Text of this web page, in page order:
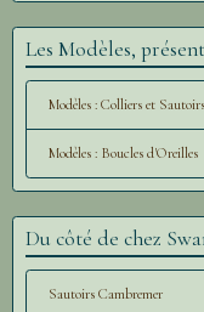
Les Modèles,
Modèles : Colliers et Sautoirs
Modèles : Boucles d'Oreilles
Du côté de chez
Sautoirs Cambremer